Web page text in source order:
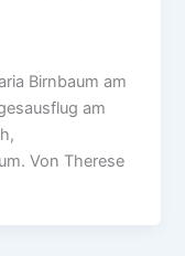
Birnbaum am
am
Von Therese